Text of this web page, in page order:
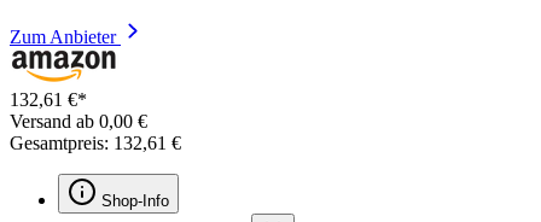
Zum Anbieter
132,61 €*
Versand ab 0,00 €
Gesamtpreis: 132,61 €
Shop-Info